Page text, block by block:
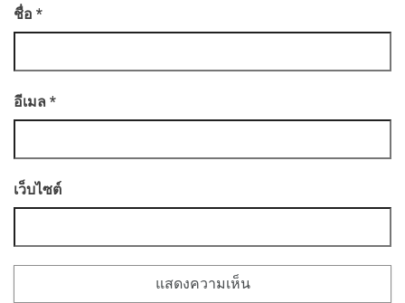
ชื่อ *
อีเมล *
เว็บไซต์